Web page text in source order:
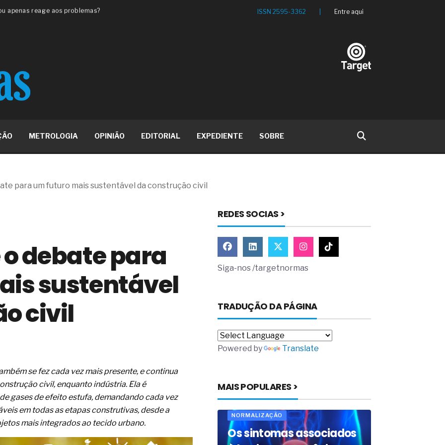
apenas reage aos problemas?
má-fé para tentar criar uma
ISO
metabólica
ânus
de ovário
da fadiga crônica
como estratégia
dos fios, cabos e
com tipologia de giro para as
apenas reage aos problemas?
a frio in situ com emulsão
ânus
de ovário
cabelos ou calvície
o resultado positivo
em estruturas hidráulicas de
ISSN 2595-3362 Entre aqui
METROLOGIA OPINIÃO EDITORIAL EXPEDIENTE SOBRE
para um futuro mais sustentável da construção civil
debate para
sustentável
civil
se fez cada vez mais presente, e continua
civil, enquanto indústria. Ela é
gases de efeito estufa, demandando cada vez
em todas as etapas construtivas, desde a
mais integrados ao tecido urbano.
REDES SOCIAS >
Siga-nos /targetnormas
TRADUÇÃO DA PÁGINA
Powered by Translate
MAIS POPULARES >
NORMALIZAÇÃO
Os sintomas associados